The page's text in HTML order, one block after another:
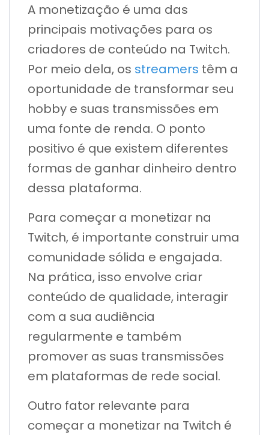
A monetização é uma das
principais motivações para os
criadores de conteúdo na Twitch.
Por meio dela, os streamers têm a
oportunidade de transformar seu
hobby e suas transmissões em
uma fonte de renda. O ponto
positivo é que existem diferentes
formas de ganhar dinheiro dentro
dessa plataforma.
Para começar a monetizar na
Twitch, é importante construir uma
comunidade sólida e engajada.
Na prática, isso envolve criar
conteúdo de qualidade, interagir
com a sua audiência
regularmente e também
promover as suas transmissões
em plataformas de rede social.
Outro fator relevante para
começar a monetizar na Twitch é